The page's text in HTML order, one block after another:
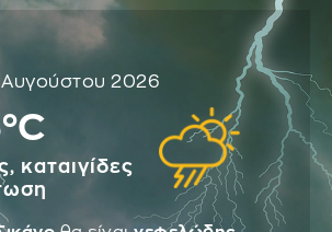
Αυγούστου 2026
καταιγίδες